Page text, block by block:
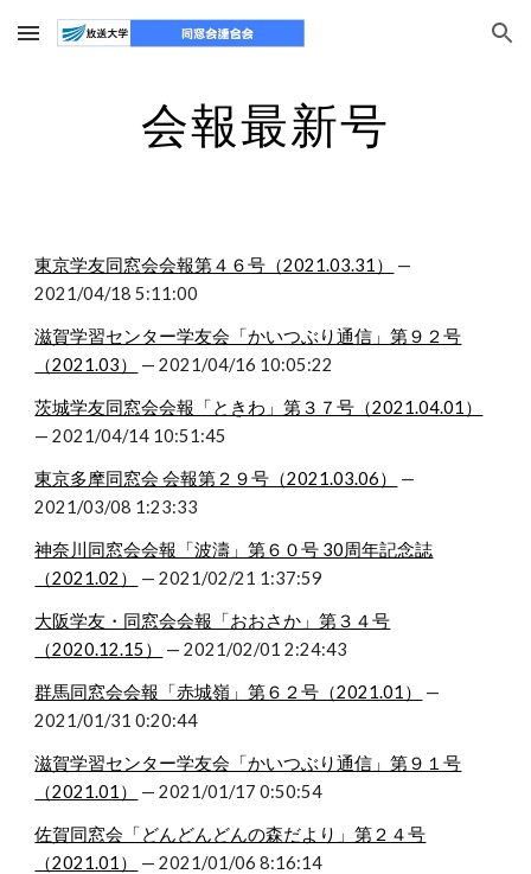
Skip to main content Skip to navigation
会報最新号
東京学友同窓会会報第４６号（2021.03.31）
—
2021/04/18 5:11:00
滋賀学習センター学友会「かいつぶり通信」第９２号
（2021.03）
— 2021/04/16 10:05:22
茨城学友同窓会会報「ときわ」第３７号（2021.04.01）
— 2021/04/14 10:51:45
東京多摩同窓会 会報第２９号（2021.03.06）
—
2021/03/08 1:23:33
神奈川同窓会会報「波濤」第６０号 30周年記念誌
（2021.02）
— 2021/02/21 1:37:59
大阪学友・同窓会会報「おおさか」第３４号
（2020.12.15）
— 2021/02/01 2:24:43
群馬同窓会会報「赤城嶺」第６２号（2021.01）
—
2021/01/31 0:20:44
滋賀学習センター学友会「かいつぶり通信」第９１号
（2021.01）
— 2021/01/17 0:50:54
佐賀同窓会「どんどんどんの森だより」第２４号
（2021.01）
— 2021/01/06 8:16:14